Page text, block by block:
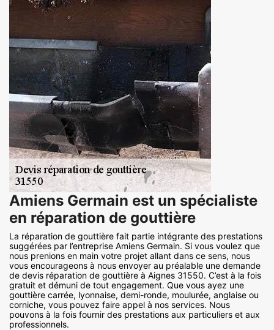
Amiens Germain est un spécialiste
en réparation de gouttière
La réparation de gouttière fait partie intégrante des prestations
suggérées par l’entreprise Amiens Germain. Si vous voulez que
nous prenions en main votre projet allant dans ce sens, nous
vous encourageons à nous envoyer au préalable une demande
de devis réparation de gouttière à Aignes 31550. C’est à la fois
gratuit et démuni de tout engagement. Que vous ayez une
gouttière carrée, lyonnaise, demi-ronde, moulurée, anglaise ou
corniche, vous pouvez faire appel à nos services. Nous
pouvons à la fois fournir des prestations aux particuliers et aux
professionnels.